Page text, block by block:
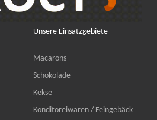
Unsere Einsatzgebiete
Macarons
Schokolade
Kekse
Konditoreiwaren / Feingebäck